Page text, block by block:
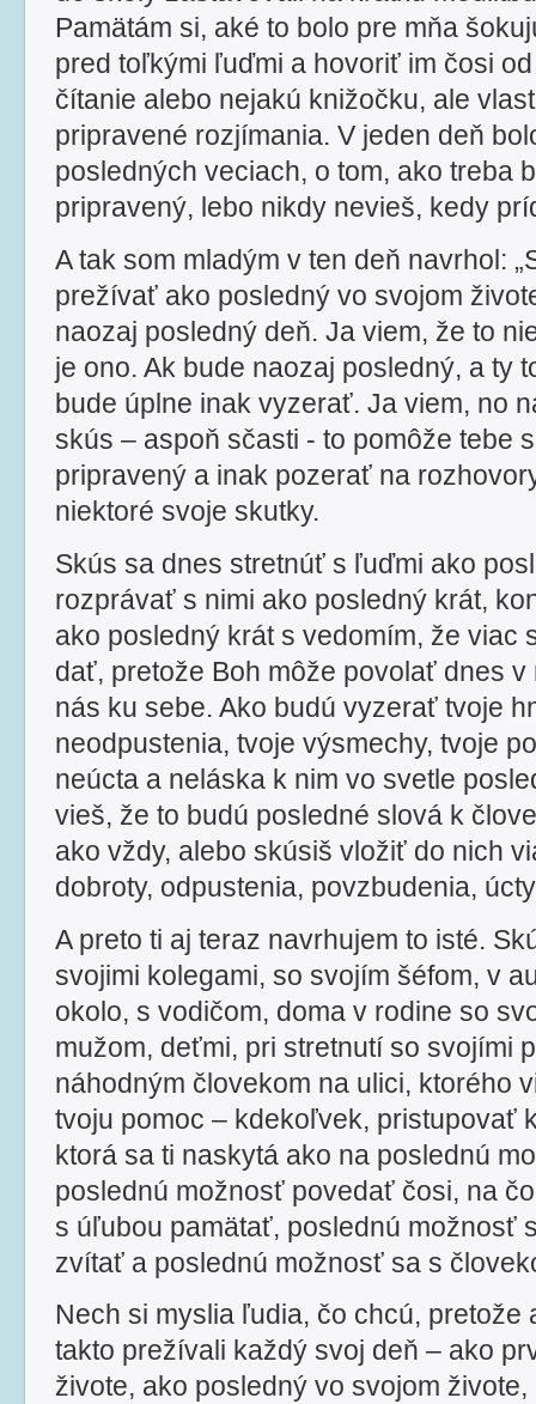
Pamätám si, aké to bolo pre mňa
pred toľkými ľuďmi a hovoriť im čosi
čítanie alebo nejakú knižočku, ale
pripravené rozjímania. V jeden deň
posledných veciach, o tom, ako treba
pripravený, lebo nikdy nevieš, kedy
A tak som mladým v ten deň navrhol:
prežívať ako posledný vo svojom
naozaj posledný deň. Ja viem, že to
je ono. Ak bude naozaj posledný, a ty
bude úplne inak vyzerať. Ja viem, no
skús – aspoň sčasti - to pomôže tebe
pripravený a inak pozerať na
niektoré svoje skutky.
Skús sa dnes stretnúť s ľuďmi ako
rozprávať s nimi ako posledný krát,
ako posledný krát s vedomím, že viac
dať, pretože Boh môže povolať dnes
nás ku sebe. Ako budú vyzerať tvoje
neodpustenia, tvoje výsmechy, tvoje
neúcta a neláska k nim vo svetle
vieš, že to budú posledné slová k
ako vždy, alebo skúsiš vložiť do nich
dobroty, odpustenia, povzbudenia,
A preto ti aj teraz navrhujem to isté.
svojimi kolegami, so svojím šéfom, v
okolo, s vodičom, doma v rodine so
mužom, deťmi, pri stretnutí so svojími
náhodným človekom na ulici, ktorého
tvoju pomoc – kdekoľvek, pristupovať
ktorá sa ti naskytá ako na poslednú
poslednú možnosť povedať čosi, na
s úľubou pamätať, poslednú možnosť
zvítať a poslednú možnosť sa s
Nech si myslia ľudia, čo chcú, pretože
takto prežívali každý svoj deň – ako
živote, ako posledný vo svojom